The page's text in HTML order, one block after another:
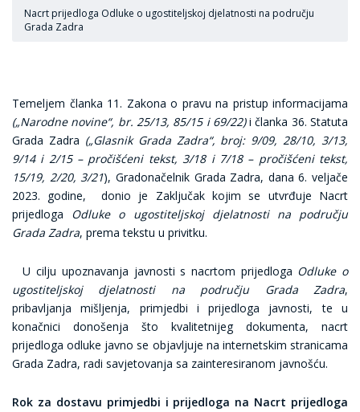
Nacrt prijedloga Odluke o ugostiteljskoj djelatnosti na području
Grada Zadra
Temeljem članka 11. Zakona o pravu na pristup informacijama
(„Narodne novine“, br. 25/13, 85/15 i 69/22)i članka 36. Statuta
Grada Zadra („Glasnik Grada Zadra“, broj: 9/09, 28/10, 3/13,
9/14 i 2/15 – pročišćeni tekst, 3/18 i 7/18 – pročišćeni tekst,
15/19, 2/20, 3/21), Gradonačelnik Grada Zadra, dana 6. veljače
2023. godine, donio je Zaključak kojim se utvrđuje Nacrt
prijedloga Odluke o ugostiteljskoj djelatnosti na području
Grada Zadra, prema tekstu u privitku.
U cilju upoznavanja javnosti s nacrtom prijedloga Odluke o
ugostiteljskoj djelatnosti na području Grada Zadra,
pribavljanja mišljenja, primjedbi i prijedloga javnosti, te u
konačnici donošenja što kvalitetnijeg dokumenta, nacrt
prijedloga odluke javno se objavljuje na internetskim stranicama
Grada Zadra, radi savjetovanja sa zainteresiranom javnošću.
Rok za dostavu primjedbi i prijedloga na Nacrt prijedloga